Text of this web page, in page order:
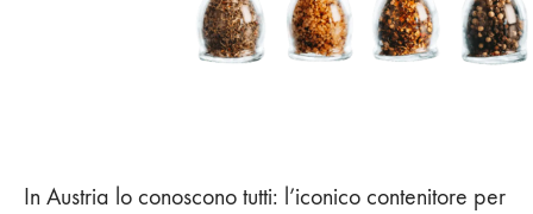
In Austria lo conoscono tutti: l’iconico contenitore per